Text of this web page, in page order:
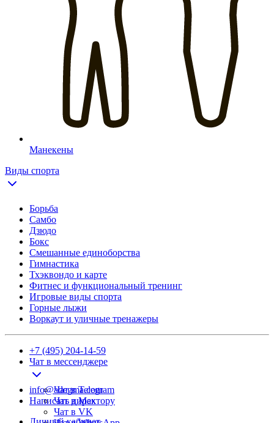
Манекены
Виды спорта
Борьба
Самбо
Дзюдо
Бокс
Смешанные единоборства
Гимнастика
Тхэквондо и карте
Фитнес и функциональный тренинг
Игровые виды спорта
Горные лыжи
Воркаут и уличные тренажеры
+7 (495) 204-14-59
Чат в мессенджере
Чат в Telegram
Чат в Max
Чат в VK
info@adegma.com
Написать директору